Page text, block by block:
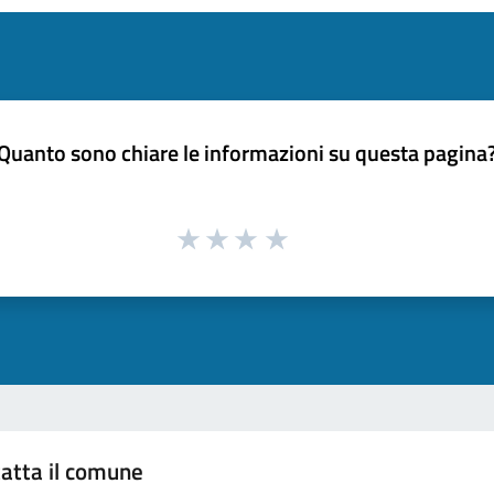
sono chiare le informazioni su questa
il comune